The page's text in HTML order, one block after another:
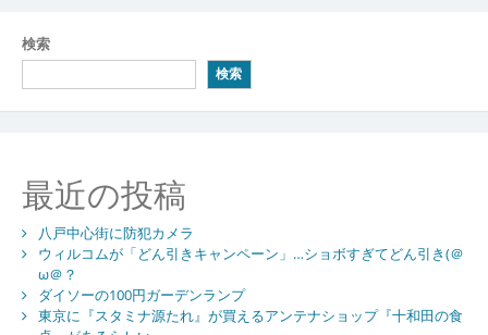
検索
検索
最近の投稿
八戸中心街に防犯カメラ
ウィルコムが「どん引きキャンペーン」…ショボすぎてどん引き(＠
ω＠？
ダイソーの100円ガーデンランプ
東京に『スタミナ源たれ』が買えるアンテナショップ『十和田の食